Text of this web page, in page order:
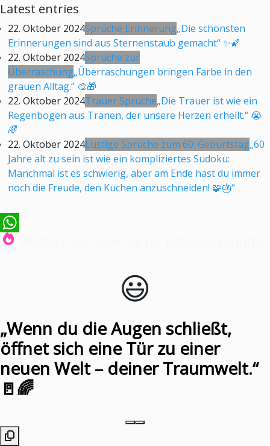
Latest entries
22. Oktober 2024Sprüche Erinnerung„Die schönsten
Erinnerungen sind aus Sternenstaub gemacht“ ✨🌠
22. Oktober 2024Sprüche zur
Überraschung„Überraschungen bringen Farbe in den
grauen Alltag.“ 🎨🎁
22. Oktober 2024Trauer Sprüche„Die Trauer ist wie ein
Regenbogen aus Tränen, der unsere Herzen erhellt.“ 😭
🌈
22. Oktober 2024Lustige Sprüche zum 60. Geburtstag„60
Jahre alt zu sein ist wie ein kompliziertes Sudoku:
Manchmal ist es schwierig, aber am Ende hast du immer
noch die Freude, den Kuchen anzuschneiden! 🧩🎂“
WhatsApp
Weitere Sprüche die dir gefallen könnten
😃️
„Wenn du die Augen schließt,
öffnet sich eine Tür zu einer
neuen Welt – deiner Traumwelt.“
🚪🌈